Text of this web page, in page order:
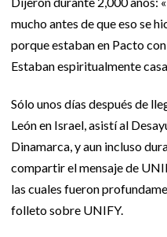
mucho antes de que eso se
porque estaban en Pacto
Estaban espiritualmente
Sólo unos días después de
León en Israel, asistí al
Dinamarca, y aun incluso
compartir el mensaje de
las cuales fueron
folleto sobre UNIFY.